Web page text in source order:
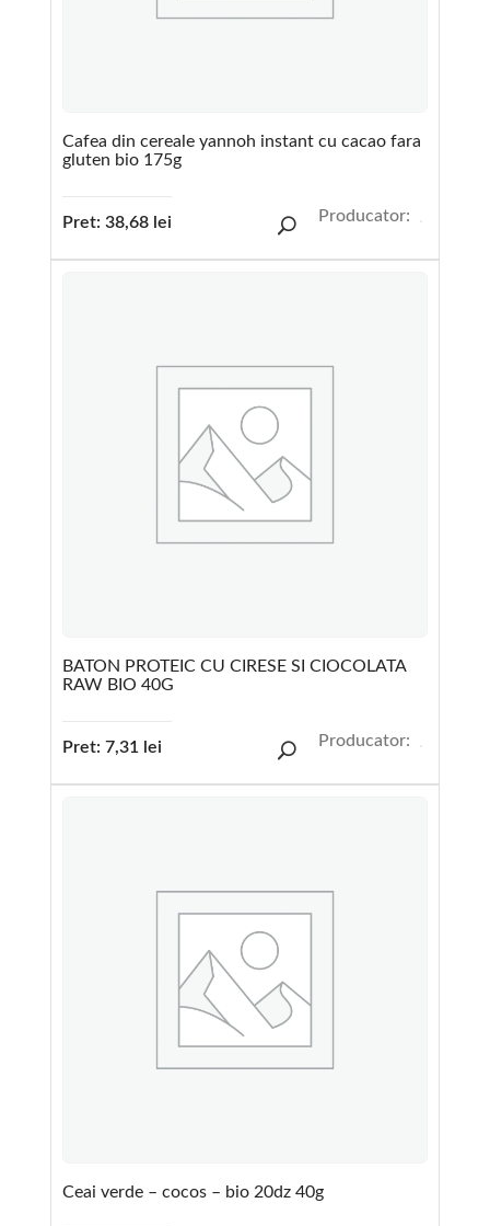
Cafea din cereale yannoh instant cu cacao fara
gluten bio 175g
Pret: 38,68 lei Producator:
BATON PROTEIC CU CIRESE SI CIOCOLATA
RAW BIO 40G
Pret: 7,31 lei Producator:
Ceai verde – cocos – bio 20dz 40g